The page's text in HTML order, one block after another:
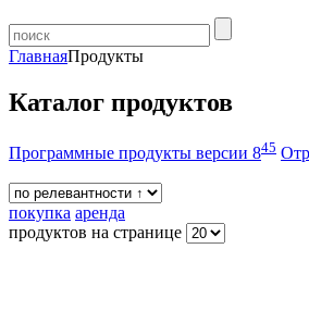
ГлавнаяПродукты
Каталог продуктов
Программные продукты версии 845
покупка аренда
продуктов на странице